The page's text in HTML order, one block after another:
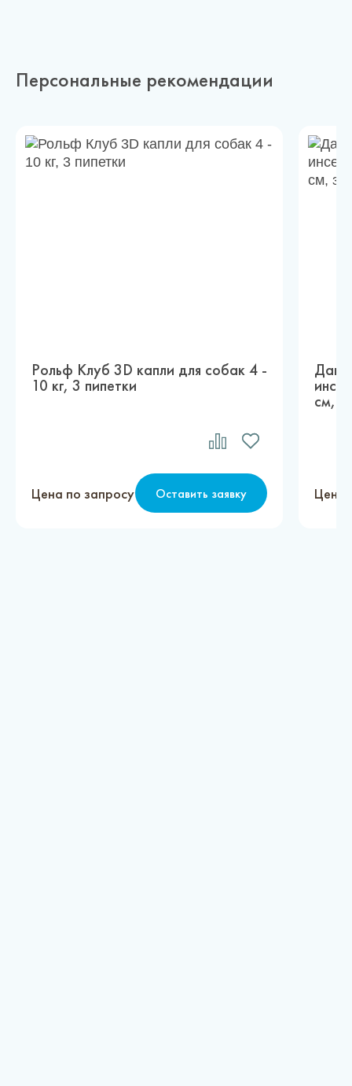
Персональные рекомендации
Рольф Клуб 3D капли для собак 4 -
10 кг, 3 пипетки
Цена по запросу Оставить заявку
Дана
см,
Цена